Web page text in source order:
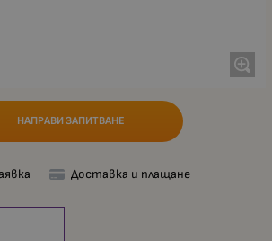
НАПРАВИ ЗАПИТВАНЕ
Доставка и плащане